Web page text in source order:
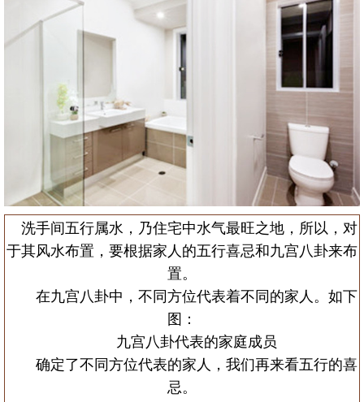
洗手间五行属水，乃住宅中水气最旺之地，所以，对
于其风水布置，要根据家人的五行喜忌和九宫八卦来布
置。
在九宫八卦中，不同方位代表着不同的家人。如下
图：
九宫八卦代表的家庭成员
确定了不同方位代表的家人，我们再来看五行的喜
忌。